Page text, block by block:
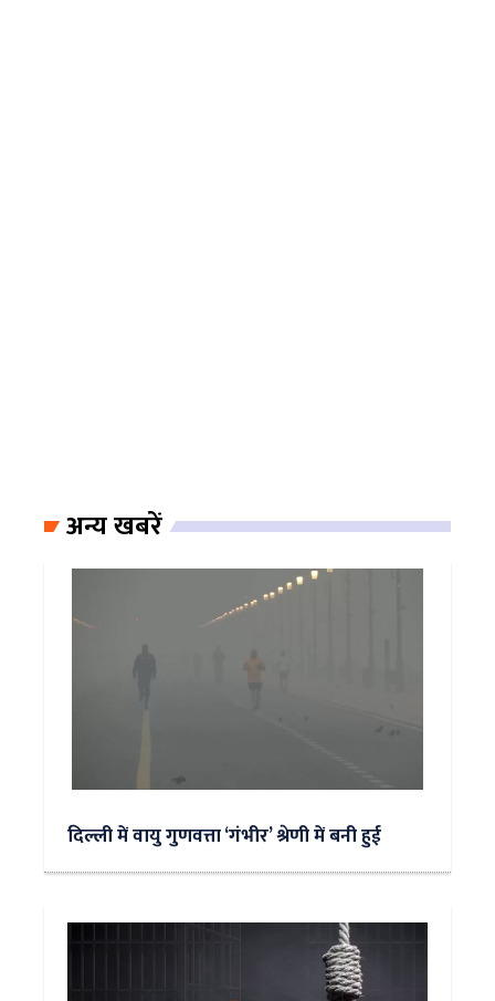
अन्य खबरें
दिल्ली में वायु गुणवत्ता ‘गंभीर’ श्रेणी में बनी हुई